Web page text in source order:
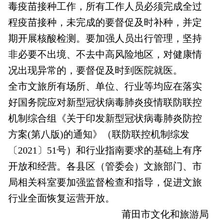
毒疫苗接种工作，所有工作人员必须完成全过
程疫苗接种，未完成的要督促及时补种，并定
期开展核酸检测。要加强人员出行管理，坚持
非必要不出境、不去中高风险地区，对健康情
况出现异常的，要督促及时到医院就医。
全市文旅所有场所、单位、行业等均应在落实
好国务院应对新型冠状病毒肺炎疫情联防联控
机制综合组《关于印发新型冠状病毒肺炎防控
方案(第八版)的通知》（联防联控机制综发
〔2021〕51号）和行业指南要求的基础上有序
开放和经营。各县区（管委会）文旅部门、市
局相关科室要加强监督检查和指导，促进文旅
行业全面恢复运营开放。
莆田市文化和旅游局